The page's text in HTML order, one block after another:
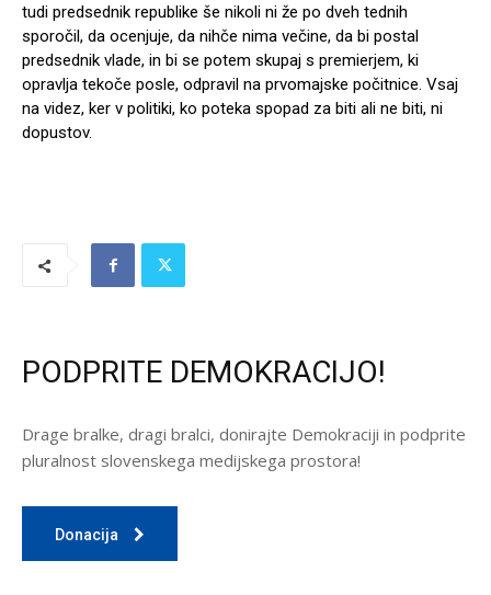
tudi predsednik republike še nikoli ni že po dveh tednih
sporočil, da ocenjuje, da nihče nima večine, da bi postal
predsednik vlade, in bi se potem skupaj s premierjem, ki
opravlja tekoče posle, odpravil na prvomajske počitnice. Vsaj
na videz, ker v politiki, ko poteka spopad za biti ali ne biti, ni
dopustov.
PODPRITE DEMOKRACIJO!
Drage bralke, dragi bralci, donirajte Demokraciji in podprite
pluralnost slovenskega medijskega prostora!
Donacija